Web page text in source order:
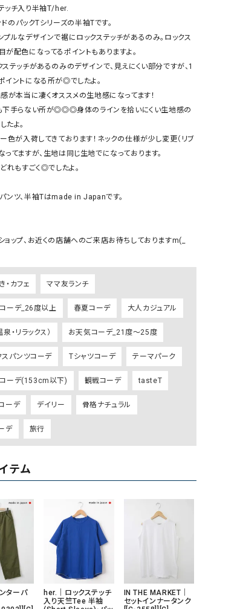
adidas（アディダス）
ASFVLT（アスファルト）
Ampersand（アンパサンド）
Antiquite's（アンティークス）
NATURAL LAUNDRY（ナチ
Audition（オーディション）
ORDINARY FITS（オーディ
ツ）
blue willow（ブルーウィロー） prit（プリット）
CUBE SUGAR（キューブシュガー）
ルスター）
DENIM DUNGAREE（デニムダンガリー） SO（エスオー）
EVOL（イーボル）
Emma Taylor（エマテイラー）
FLAVOR TEE（フレーバーティー） squady by graphite（スカ
GO TO HOLLYWOOD（ゴートゥーハリウ
ッド）
THIRTY（サーティ）
G-STAR RAW（ジースターロウ）
GOOD SPEED（グッドスピード）
GAIMO（ガイモ）
Gives a sense of fullment +phenix（フェニックス）
HUNTER（ハンター）
ICHI（イチ）
ILIMA（イリマ）
ッチ入り半袖T/her.
ドのパックTシリーズの半袖Tです。
プルなデザインで裾にロックステッチがあるのみ。ロックス
が配色になってるポイントもありますよ。
ステッチがあるのみのデザインで、見えにくい部分ですが、1
イントになる所が◎でしたよ。
感が本当に凄くオススメの生地感になってます！
下手らない所が◎◎◎身体のラインを拾いにくい生地感の
たよ。
ー色が入荷してきております！ネックの仕様が少し変更（リブ
てますが、生地は同じ生地でになっております。
どれもすごく◎でしたよ。
ンツ、半袖Tはmade in Japanです。
ョップ、お近くの店舗へのご来店お待ちしておりますm(_
・カフェ ママ友ランチ
ーデ_26度以上 春夏コーデ 大人カジュアル
・リラックス） お天気コーデ_21度～25度
スパンツコーデ Tシャツコーデ テーマパーク
ーデ(153cm以下) 観戦コーデ tasteT
ーデ デイリー 骨格ナチュラル
デ 旅行
テム
ターパ
her.｜ロックステッチ
入り天竺Tee 半袖
IN THE MARKET｜
セットインナータンク